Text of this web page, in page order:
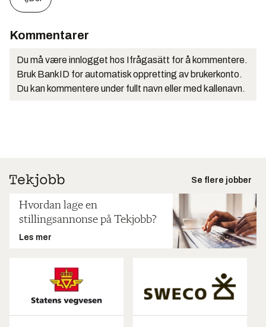
Kommentarer
Du må være innlogget hos Ifrågasätt for å kommentere.
Bruk BankID for automatisk oppretting av brukerkonto.
Du kan kommentere under fullt navn eller med kallenavn.
Se flere jobber
Hvordan lage en
stillingsannonse på Tekjobb?
Les mer